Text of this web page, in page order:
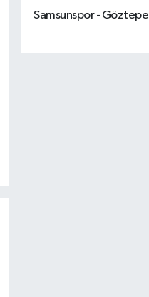
Samsunspor - Göztepe